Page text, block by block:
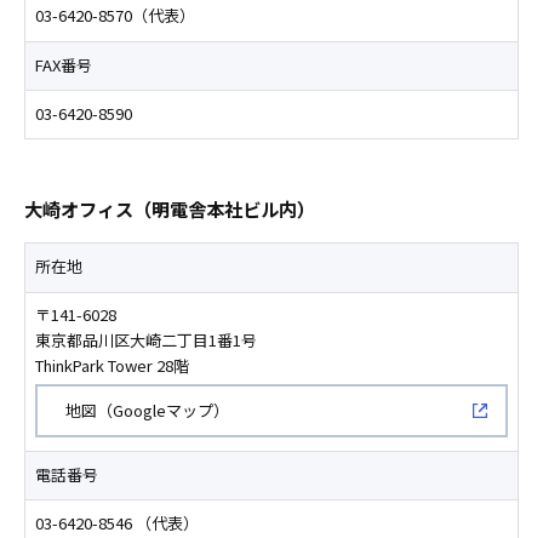
03-6420-8570（代表）
FAX番号
03-6420-8590
大崎オフィス（明電舎本社ビル内）
所在地
〒141-6028
東京都品川区大崎二丁目1番1号
ThinkPark Tower 28階
地図（Googleマップ）
電話番号
03-6420-8546 （代表）